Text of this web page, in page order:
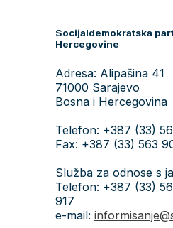
Socijaldemokratska
Hercegovine
Adresa: Alipašina 41
71000 Sarajevo
Bosna i Hercegovina
Telefon: +387 (33)
Fax: +387 (33) 563
Služba za odnose s
Telefon: +387 (33)
917
e-mail: